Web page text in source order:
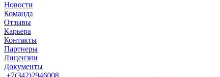
Новости
Команда
Отзывы
Карьера
Контакты
Партнеры
Лицензии
Документы
+7(342)2946008